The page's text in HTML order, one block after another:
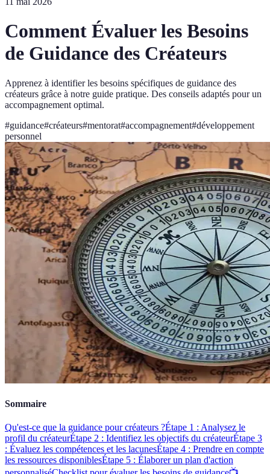
Comment Évaluer les Besoins
de Guidance des Créateurs
Apprenez à identifier les besoins spécifiques de guidance des
créateurs grâce à notre guide pratique. Des conseils adaptés pour un
accompagnement optimal.
#guidance#créateurs#mentorat#accompagnement#développement
personnel
Sommaire
Qu'est-ce que la guidance pour créateurs ?Étape 1 : Analysez le
profil du créateurÉtape 2 : Identifiez les objectifs du créateurÉtape 3
: Évaluez les compétences et les lacunesÉtape 4 : Prendre en compte
les ressources disponiblesÉtape 5 : Élaborer un plan d'action